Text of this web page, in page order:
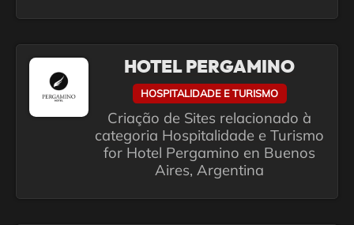
HOTEL PERGAMINO
HOSPITALIDADE E TURISMO
Criação de Sites relacionado à
categoria Hospitalidade e Turismo
for Hotel Pergamino en Buenos
Aires, Argentina